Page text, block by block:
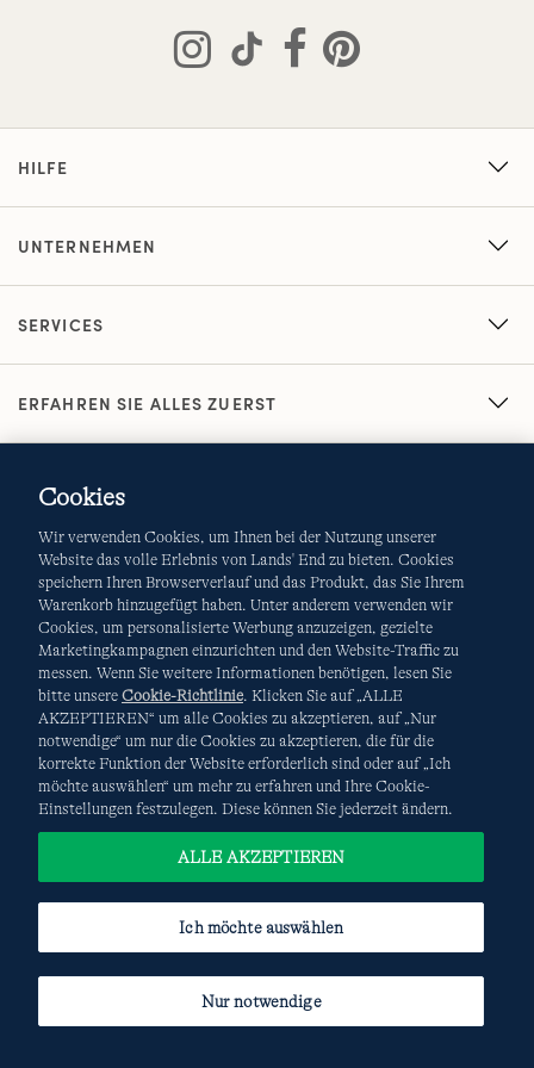
HILFE
UNTERNEHMEN
SERVICES
ERFAHREN SIE ALLES ZUERST
AGB Datenschutz & Sicherheit
Cookies-Ich möchte auswählen Site Map
Internationale Websites
Diese Website ist durch reCAPTCHA geschützt. Es gelten die
DatenschutzerklärungundNutzungsbedingungen
Google.
Cookies
Wir verwenden Cookies, um Ihnen bei der Nutzung unserer
Website das volle Erlebnis von Lands' End zu bieten. Cookies
speichern Ihren Browserverlauf und das Produkt, das Sie Ihrem
Warenkorb hinzugefügt haben. Unter anderem verwenden wir
Cookies, um personalisierte Werbung anzuzeigen, gezielte
Marketingkampagnen einzurichten und den Website-Traffic zu
messen. Wenn Sie weitere Informationen benötigen, lesen Sie
bitte unsere Cookie-Richtlinie. Klicken Sie auf „ALLE
AKZEPTIEREN“ um alle Cookies zu akzeptieren, auf „Nur
notwendige“ um nur die Cookies zu akzeptieren, die für die
korrekte Funktion der Website erforderlich sind oder auf „Ich
möchte auswählen“ um mehr zu erfahren und Ihre Cookie-
Einstellungen festzulegen. Diese können Sie jederzeit ändern.
Ich möchte auswählen
Nur notwendige
ALLE AKZEPTIEREN